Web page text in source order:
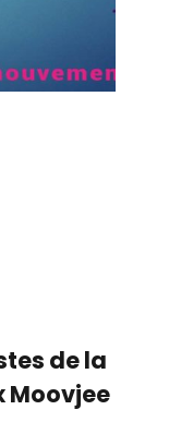
de la
Moovjee